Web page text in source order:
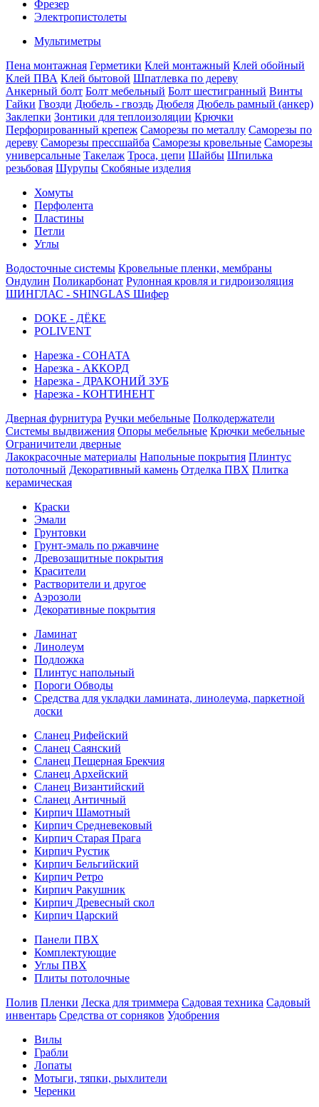
Фрезер
Электропистолеты
Мультиметры
Пена монтажная Герметики Клей монтажный Клей обойный
Клей ПВА Клей бытовой Шпатлевка по дереву
Анкерный болт Болт мебельный Болт шестигранный Винты
Гайки Гвозди Дюбель - гвоздь Дюбеля Дюбель рамный (анкер)
Заклепки Зонтики для теплоизоляции Крючки
Перфорированный крепеж Саморезы по металлу Саморезы по
дереву Саморезы прессшайба Саморезы кровельные Саморезы
универсальные Такелаж Троса, цепи Шайбы Шпилька
резьбовая Шурупы Скобяные изделия
Хомуты
Перфолента
Пластины
Петли
Углы
Водосточные системы Кровельные пленки, мембраны
Ондулин Поликарбонат Рулонная кровля и гидроизоляция
ШИНГЛАС - SHINGLAS Шифер
DOKE - ДЁКЕ
POLIVENT
Нарезка - СОНАТА
Нарезка - АККОРД
Нарезка - ДРАКОНИЙ ЗУБ
Нарезка - КОНТИНЕНТ
Дверная фурнитура Ручки мебельные Полкодержатели
Системы выдвижения Опоры мебельные Крючки мебельные
Ограничители дверные
Лакокрасочные материалы Напольные покрытия Плинтус
потолочный Декоративный камень Отделка ПВХ Плитка
керамическая
Краски
Эмали
Грунтовки
Грунт-эмаль по ржавчине
Древозащитные покрытия
Красители
Растворители и другое
Аэрозоли
Декоративные покрытия
Ламинат
Линолеум
Подложка
Плинтус напольный
Пороги Обводы
Средства для укладки ламината, линолеума, паркетной
доски
Сланец Рифейский
Сланец Саянский
Сланец Пещерная Брекчия
Сланец Архейский
Сланец Византийский
Сланец Античный
Кирпич Шамотный
Кирпич Средневековый
Кирпич Старая Прага
Кирпич Рустик
Кирпич Бельгийский
Кирпич Ретро
Кирпич Ракушник
Кирпич Древесный скол
Кирпич Царский
Панели ПВХ
Комплектующие
Углы ПВХ
Плиты потолочные
Полив Пленки Леска для триммера Садовая техника Садовый
инвентарь Средства от сорняков Удобрения
Вилы
Грабли
Лопаты
Мотыги, тяпки, рыхлители
Черенки